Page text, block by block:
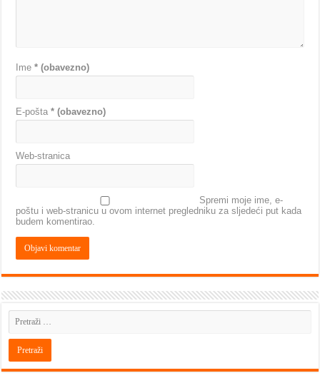
Ime* (obavezno)
E-pošta* (obavezno)
Web-stranica
Spremi moje ime, e-
poštu i web-stranicu u ovom internet pregledniku za sljedeći put kada
budem komentirao.